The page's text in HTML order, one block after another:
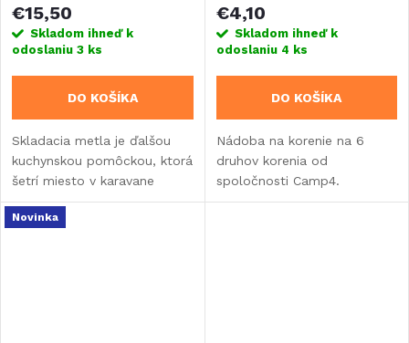
€15,50
Skladom ihneď k
odoslaniu 3 ks
DO KOŠÍKA
Skladacia metla je ďalšou
kuchynskou pomôckou, ktorá
šetrí miesto v karavane
alebo obytnom aute.
€4,10
Skladom ihneď k
odoslaniu 4 ks
DO KOŠÍKA
Nádoba na korenie na 6
druhov korenia od
spoločnosti Camp4.
Novinka